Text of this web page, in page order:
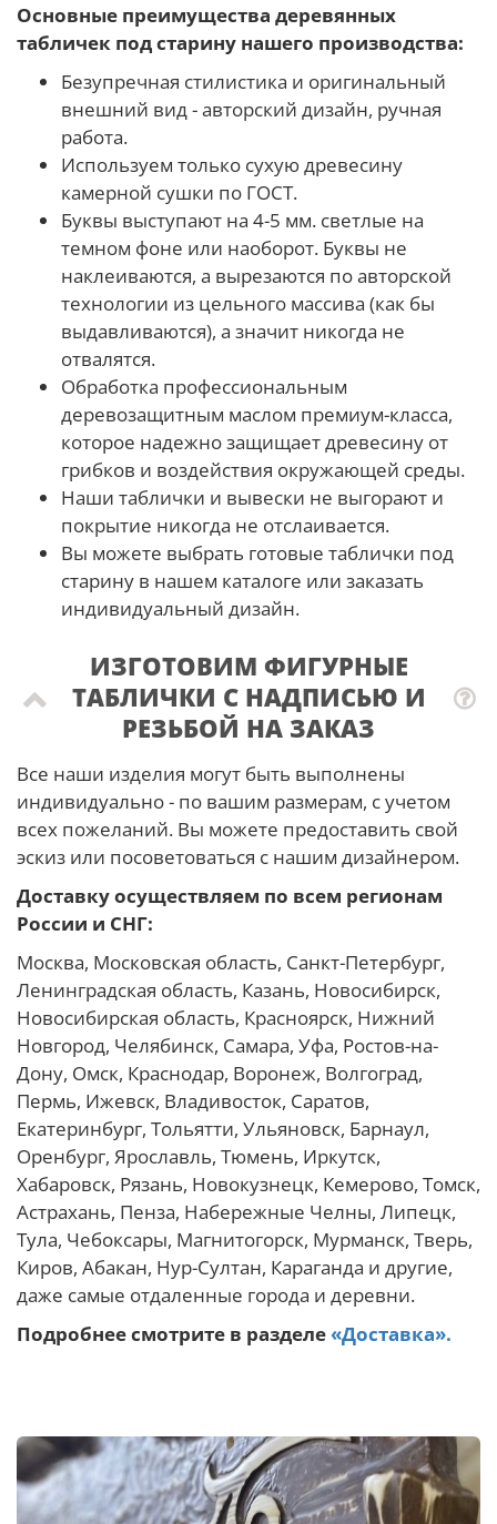
Основные преимущества деревянных
табличек под старину нашего производства:
Безупречная стилистика и оригинальный
внешний вид - авторский дизайн, ручная
работа.
Используем только сухую древесину
камерной сушки по ГОСТ.
Буквы выступают на 4-5 мм. светлые на
темном фоне или наоборот. Буквы не
наклеиваются, а вырезаются по авторской
технологии из цельного массива (как бы
выдавливаются), а значит никогда не
отвалятся.
Обработка профессиональным
деревозащитным маслом премиум-класса,
которое надежно защищает древесину от
грибков и воздействия окружающей среды.
Наши таблички и вывески не выгорают и
покрытие никогда не отслаивается.
Вы можете выбрать готовые таблички под
старину в нашем каталоге или заказать
индивидуальный дизайн.
ИЗГОТОВИМ ФИГУРНЫЕ
ТАБЛИЧКИ С НАДПИСЬЮ И
РЕЗЬБОЙ НА ЗАКАЗ
Все наши изделия могут быть выполнены
индивидуально - по вашим размерам, с учетом
всех пожеланий. Вы можете предоставить свой
эскиз или посоветоваться с нашим дизайнером.
Доставку осуществляем по всем регионам
России и СНГ:
Москва, Московская область, Санкт-Петербург,
Ленинградская область, Казань, Новосибирск,
Новосибирская область, Красноярск, Нижний
Новгород, Челябинск, Самара, Уфа, Ростов-на-
Дону, Омск, Краснодар, Воронеж, Волгоград,
Пермь, Ижевск, Владивосток, Саратов,
Екатеринбург, Тольятти, Ульяновск, Барнаул,
Оренбург, Ярославль, Тюмень, Иркутск,
Хабаровск, Рязань, Новокузнецк, Кемерово, Томск,
Астрахань, Пенза, Набережные Челны, Липецк,
Тула, Чебоксары, Магнитогорск, Мурманск, Тверь,
Киров, Абакан, Нур-Султан, Караганда и другие,
даже самые отдаленные города и деревни.
Подробнее смотрите в разделе «Доставка».